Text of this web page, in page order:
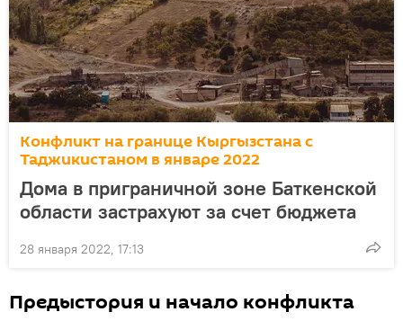
Конфликт на границе Кыргызстана с
Таджикистаном в январе 2022
Дома в приграничной зоне Баткенской
области застрахуют за счет бюджета
28 января 2022, 17:13
Предыстория и начало конфликта